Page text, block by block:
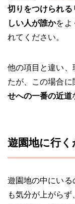
切りをつけられる
しい人が誰かをよ
れてください。
他の項目と違い、
たが、この場合に
せへの一番の近道
遊園地に行
遊園地の中にいる
も気分が上がらず